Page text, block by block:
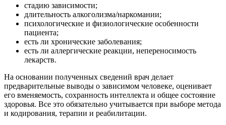
стадию зависимости;
длительность алкоголизма/наркомании;
психологические и физиологические особенности
пациента;
есть ли хронические заболевания;
есть ли аллергические реакции, непереносимость
лекарств.
На основании полученных сведений врач делает
предварительные выводы о зависимом человеке, оценивает
его вменяемость, сохранность интеллекта и общее состояние
здоровья. Все это обязательно учитывается при выборе метода
и кодирования, терапии и реабилитации.